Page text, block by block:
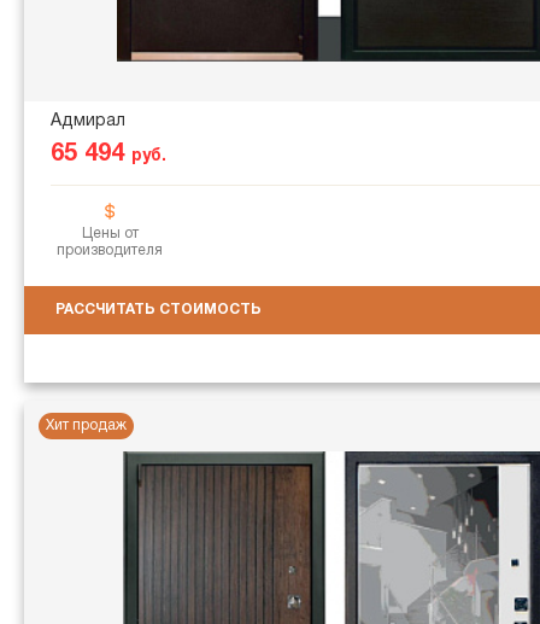
Адмирал
65 494 руб.
Цены от
производителя
РАССЧИТАТЬ СТОИМОСТЬ
Хит продаж